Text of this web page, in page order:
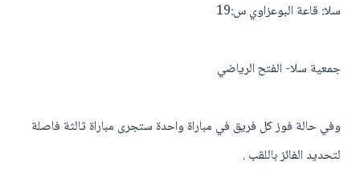
سلا: قاعة البوعزاوي س:19
جمعية سلا- الفتح الرياضي
وفي حالة فوز كل فريق في مباراة واحدة ستجرى مباراة ثالثة فاصلة
لتحديد الفائز باللقب .